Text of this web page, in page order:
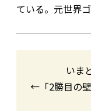
ている。元世界
いま
←「2勝目の